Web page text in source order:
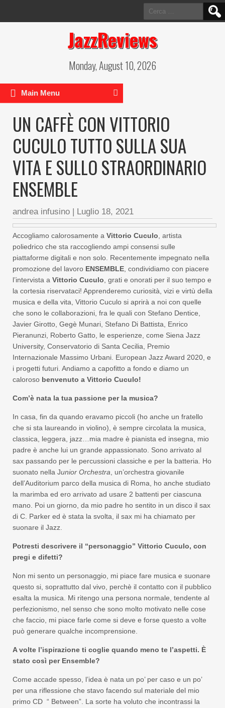
Ricerca
per:
JazzReviews
Monday, August 10, 2026
Main Menu
UN CAFFÈ CON VITTORIO
CUCULO TUTTO SULLA SUA
VITA E SULLO STRAORDINARIO
ENSEMBLE
andrea infusino | Luglio 18, 2021
Accogliamo calorosamente a Vittorio Cuculo , artista
poliedrico che sta raccogliendo ampi consensi sulle
piattaforme digitali e non solo. Recentemente impegnato nella
promozione del lavoro ENSEMBLE , condividiamo con piacere
l’intervista a Vittorio Cuculo , grati e onorati per il suo tempo e
la cortesia riservataci! Apprenderemo curiosità, vizi e virtù della
musica e della vita, Vittorio Cuculo si aprirà a noi con quelle
che sono le collaborazioni, fra le quali con Stefano Dentice,
Javier Girotto, Gegè Munari, Stefano Di Battista, Enrico
Pieranunzi, Roberto Gatto, le esperienze, come Siena Jazz
University, Conservatorio di Santa Cecilia, Premio
Internazionale Massimo Urbani. European Jazz Award 2020, e
i progetti futuri. Andiamo a capofitto a fondo e diamo un
caloroso benvenuto a Vittorio Cuculo!
Com’è nata la tua passione per la musica?
In casa, fin da quando eravamo piccoli (ho anche un fratello
che si sta laureando in violino), è sempre circolata la musica,
classica, leggera, jazz…mia madre è pianista ed insegna, mio
padre è anche lui un grande appassionato. Sono arrivato al
sax passando per le percussioni classiche e per la batteria. Ho
suonato nella Junior Orchestra , un’orchestra giovanile
dell’Auditorium parco della musica di Roma, ho anche studiato
la marimba ed ero arrivato ad usare 2 battenti per ciascuna
mano. Poi un giorno, da mio padre ho sentito in un disco il sax
di C. Parker ed è stata la svolta, il sax mi ha chiamato per
suonare il Jazz.
Potresti descrivere il “personaggio” Vittorio Cuculo, con
pregi e difetti?
Non mi sento un personaggio, mi piace fare musica e suonare
questo si, soprattutto dal vivo, perchè il contatto con il pubblico
esalta la musica. Mi ritengo una persona normale, tendente al
perfezionismo, nel senso che sono molto motivato nelle cose
che faccio, mi piace farle come si deve e forse questo a volte
può generare qualche incomprensione.
A volte l’ispirazione ti coglie quando meno te l’aspetti. È
stato così per Ensemble?
Come accade spesso, l’idea è nata un po’ per caso e un po’
per una riflessione che stavo facendo sul materiale del mio
primo CD “ Between”. La sorte ha voluto che incontrassi la